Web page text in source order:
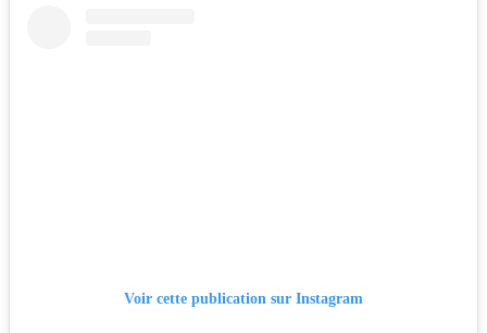
Voir cette publication sur Instagram